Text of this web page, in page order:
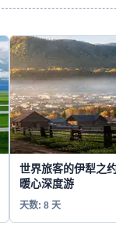
世界旅客的伊犁之
暖心深度游
天数: 8 天